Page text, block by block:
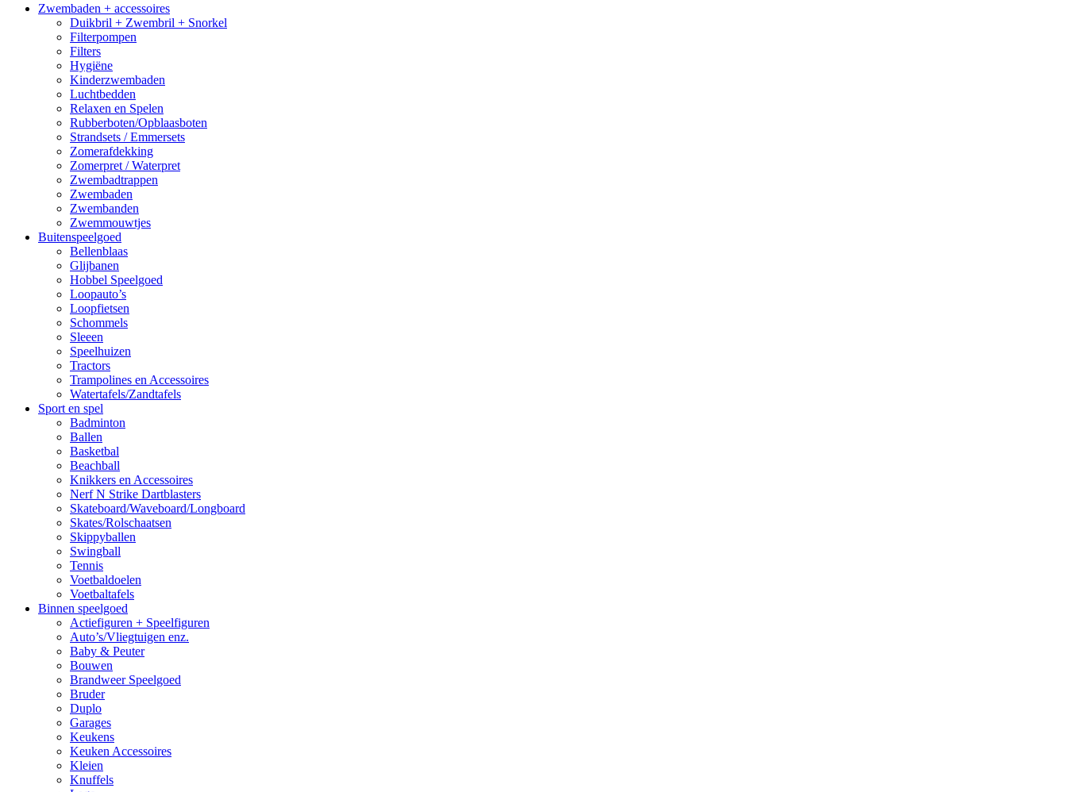
Zwembaden + accessoires
Duikbril + Zwembril + Snorkel
Filterpompen
Filters
Hygiëne
Kinderzwembaden
Luchtbedden
Relaxen en Spelen
Rubberboten/Opblaasboten
Strandsets / Emmersets
Zomerafdekking
Zomerpret / Waterpret
Zwembadtrappen
Zwembaden
Zwembanden
Zwemmouwtjes
Buitenspeelgoed
Bellenblaas
Glijbanen
Hobbel Speelgoed
Loopauto’s
Loopfietsen
Schommels
Sleeen
Speelhuizen
Tractors
Trampolines en Accessoires
Watertafels/Zandtafels
Sport en spel
Badminton
Ballen
Basketbal
Beachball
Knikkers en Accessoires
Nerf N Strike Dartblasters
Skateboard/Waveboard/Longboard
Skates/Rolschaatsen
Skippyballen
Swingball
Tennis
Voetbaldoelen
Voetbaltafels
Binnen speelgoed
Actiefiguren + Speelfiguren
Auto’s/Vliegtuigen enz.
Baby & Peuter
Bouwen
Brandweer Speelgoed
Bruder
Duplo
Garages
Keukens
Keuken Accessoires
Kleien
Knuffels